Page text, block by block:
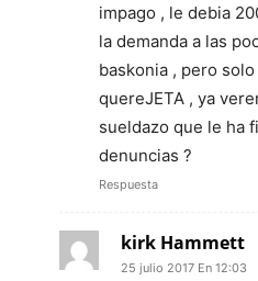
impago , le debia
la demanda a las
baskonia , pero
quereJETA , ya
sueldazo que le ha
denuncias ?
Respuesta
kirk Hammett
25 julio 2017 En 12:03